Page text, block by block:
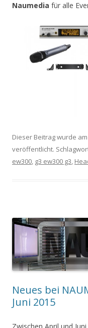
Naumedia für alle
Dieser Beitrag wurde am
veröffentlicht.
ew300, g3 ew300 g3,
Neues bei
Juni 2015